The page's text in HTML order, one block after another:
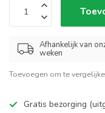
Afhankelijk van
weken
Toevoegen om te
Gratis bezorging